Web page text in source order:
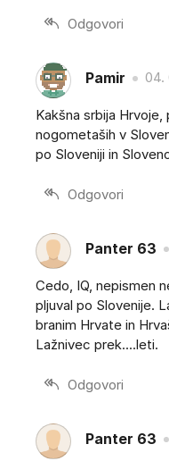
Odgovori
Pamir 04.
Kakšna srbija
nogometaših v
po Sloveniji in
Odgovori
Panter 63
Cedo, IQ, nepismen
pljuval po Slovenije.
branim Hrvate in
Lažnivec prek....leti.
Odgovori
Panter 63